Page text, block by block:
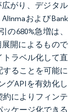
がり、デジタル
およびBank
680%急増は、
開によるもので
ラベル化して直
ることを可能に
グAPIを有効化し
によりフィンテ
ケージ化できる